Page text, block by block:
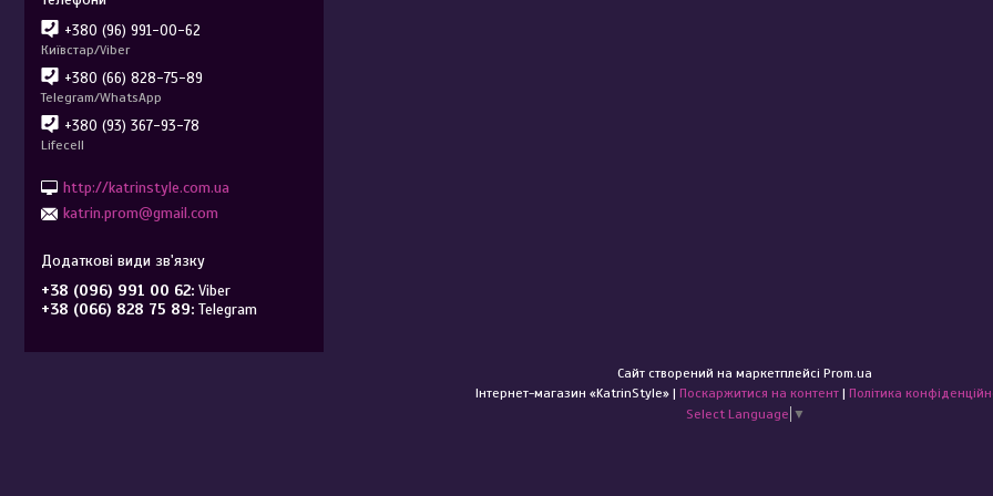
+380 (96) 991-00-62
Київстар/Viber
+380 (66) 828-75-89
Telegram/WhatsApp
+380 (93) 367-93-78
Lifecell
http://katrinstyle.com.ua
katrin.prom@gmail.com
+38 (096) 991 00 62 Viber
+38 (066) 828 75 89 Telegram
Сайт створений на маркетплейсі Prom.ua
Інтернет-магазин «KatrinStyle» | Поскаржитися на контент | Політика
Select Language ▼